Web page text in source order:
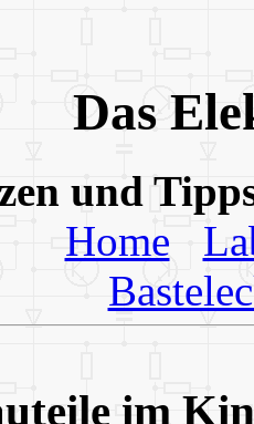
Das
und
Home
im